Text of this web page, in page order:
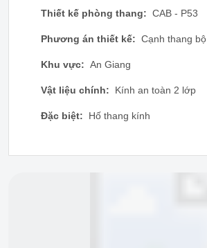
Thiết kế phòng thang: CAB - P53
Phương án thiết kế: Cạnh thang bộ
Khu vực: An Giang
Vật liệu chính: Kính an toàn 2 lớp
Đặc biệt: Hố thang kính